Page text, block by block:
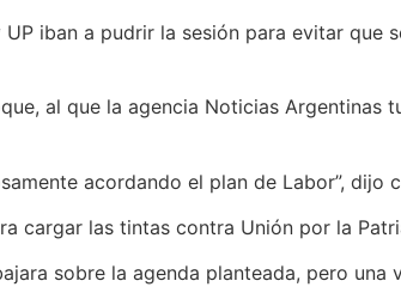
iban a pudrir la sesión para evitar
al que la agencia Noticias Argentinas
acordando el plan de Labor”, dijo
cargar las tintas contra Unión por la
sobre la agenda planteada, pero